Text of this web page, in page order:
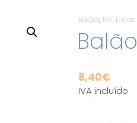
Balões, Foil Letras
8,40€
IVA incluído